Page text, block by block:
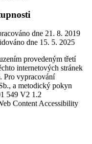
dne 21. 8. 2019
dne 15. 5. 2025
provedeným třetí
internetových stránek
Pro vypracování
a metodický pokyn
549 V2 1.2
Content Accessibility